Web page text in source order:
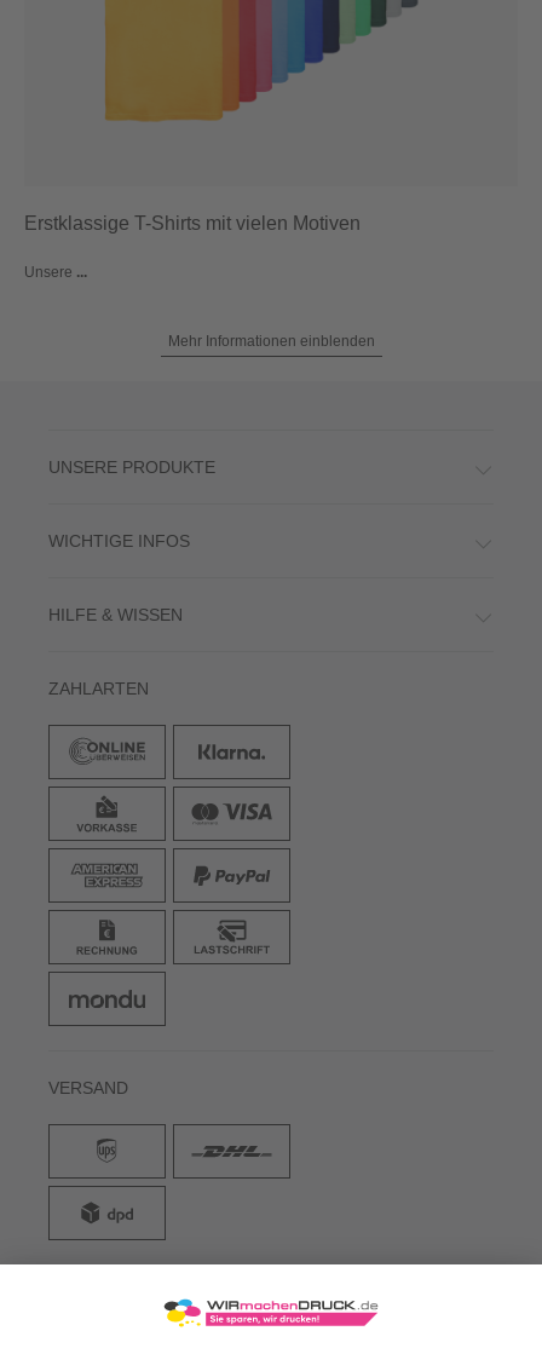
Erstklassige T-Shirts mit vielen Motiven
Unsere ...
Mehr Informationen einblenden
UNSERE PRODUKTE
WICHTIGE INFOS
HILFE & WISSEN
ZAHLARTEN
VERSAND
WIRmachenDRUCK GmbH